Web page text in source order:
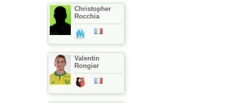
Christopher
Rocchia
Valentin
Rongier